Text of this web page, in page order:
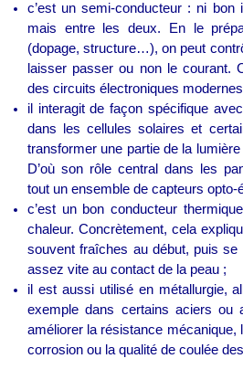
c’est un semi-conducteur : ni bon
mais entre les deux. En le
(dopage, structure…), on peut
laisser passer ou non le courant.
des circuits électroniques
il interagit de façon spécifique
dans les cellules solaires et
transformer une partie de la
D’où son rôle central dans les
tout un ensemble de capteurs opto-
c’est un bon conducteur
chaleur. Concrètement, cela
souvent fraîches au début, puis se
assez vite au contact de la peau ;
il est aussi utilisé en métallurgie,
exemple dans certains aciers ou
améliorer la résistance mécanique,
corrosion ou la qualité de coulée